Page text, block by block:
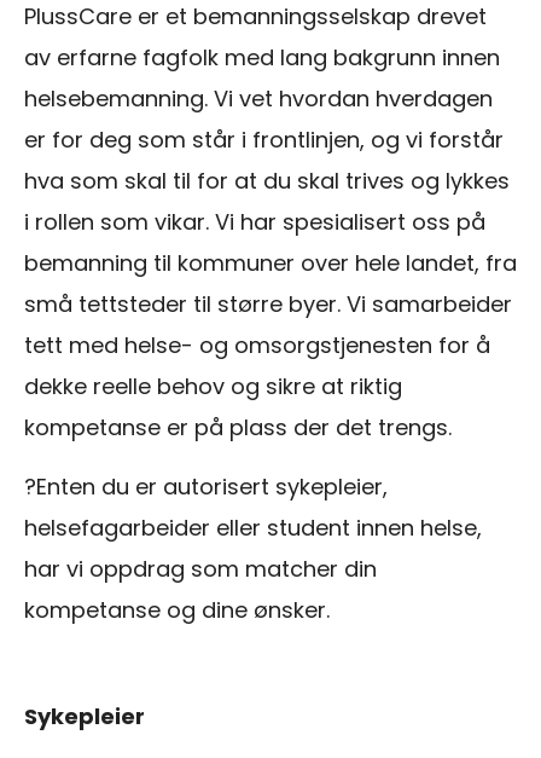
PlussCare er et bemanningsselskap drevet
av erfarne fagfolk med lang bakgrunn innen
helsebemanning. Vi vet hvordan hverdagen
er for deg som står i frontlinjen, og vi forstår
hva som skal til for at du skal trives og lykkes
i rollen som vikar. Vi har spesialisert oss på
bemanning til kommuner over hele landet, fra
små tettsteder til større byer. Vi samarbeider
tett med helse- og omsorgstjenesten for å
dekke reelle behov og sikre at riktig
kompetanse er på plass der det trengs.
?Enten du er autorisert sykepleier,
helsefagarbeider eller student innen helse,
har vi oppdrag som matcher din
kompetanse og dine ønsker.
Sykepleier